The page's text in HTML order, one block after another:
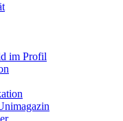
im Profil